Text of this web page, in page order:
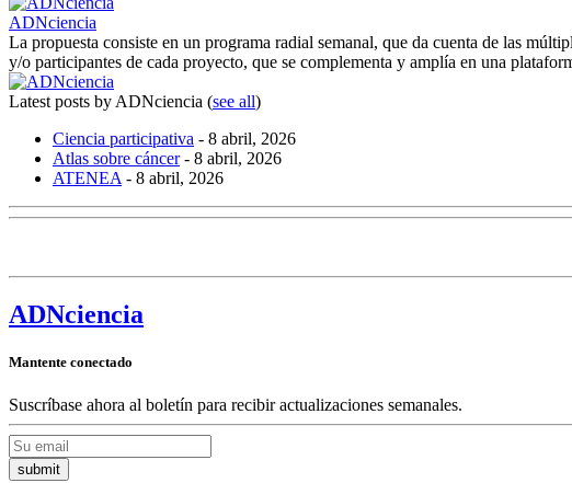
ADNciencia
La propuesta consiste en un programa radial semanal, que da cuenta de las
y/o participantes de cada proyecto, que se complementa y amplía en una
Latest posts by ADNciencia (see all)
Ciencia participativa - 8 abril, 2026
Atlas sobre cáncer- 8 abril, 2026
ATENEA - 8 abril, 2026
ADNciencia
Mantente conectado
Suscríbase ahora al boletín para recibir actualizaciones semanales.